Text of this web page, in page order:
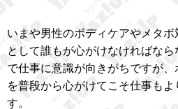
いまや男性のボディケアやメタ
として誰もが心がけなければな
で仕事に意識が向きがちですが
を普段から心がけてこそ仕事も
す。